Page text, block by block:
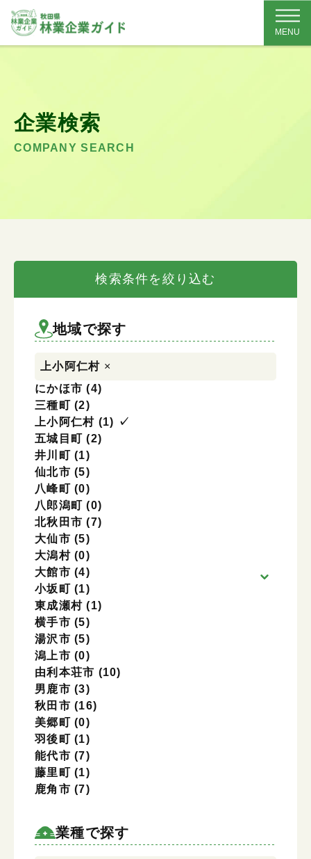
MENU
企業検索
COMPANY SEARCH
検索条件を絞り込む
地域で探す
地域を選択
上小阿仁村 ×
にかほ市 (4)
三種町 (2)
上小阿仁村 (1) ✓
五城目町 (2)
井川町 (1)
仙北市 (5)
八峰町 (0)
八郎潟町 (0)
北秋田市 (7)
大仙市 (5)
大潟村 (0)
大館市 (4)
小坂町 (1)
東成瀬村 (1)
横手市 (5)
湯沢市 (5)
潟上市 (0)
由利本荘市 (10)
男鹿市 (3)
秋田市 (16)
美郷町 (0)
羽後町 (1)
能代市 (7)
藤里町 (1)
鹿角市 (7)
業種で探す
業種で探す